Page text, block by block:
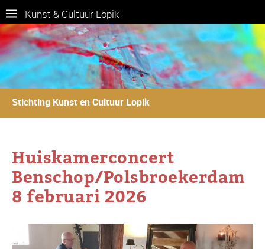
Kunst & Cultuur Lopik
Stichting Kunst en Cultuur Lopik
Huiskamerconcert
Benschop/Polsbroekerdam
8 februari 2026